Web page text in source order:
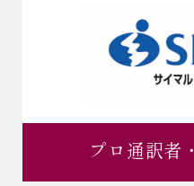
プロ通訳者・